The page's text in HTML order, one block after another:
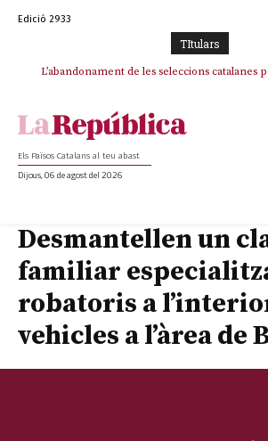
Edició 2933
TItulars
L’abandonament de les seleccions catalanes
Els Països Catalans al teu abast
Dijous, 06 de agost del 2026
Desmantellen un
familiar
robatoris a
vehicles a l’àrea de